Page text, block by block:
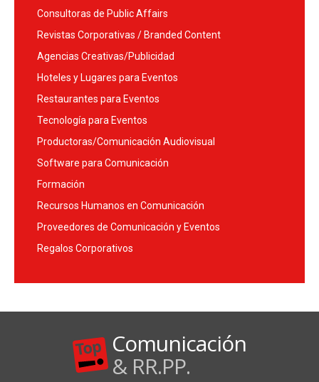
Consultoras de Public Affairs
Revistas Corporativas / Branded Content
Agencias Creativas/Publicidad
Hoteles y Lugares para Eventos
Restaurantes para Eventos
Tecnología para Eventos
Productoras/Comunicación Audiovisual
Software para Comunicación
Formación
Recursos Humanos en Comunicación
Proveedores de Comunicación y Eventos
Regalos Corporativos
Comunicación
& RR.PP.